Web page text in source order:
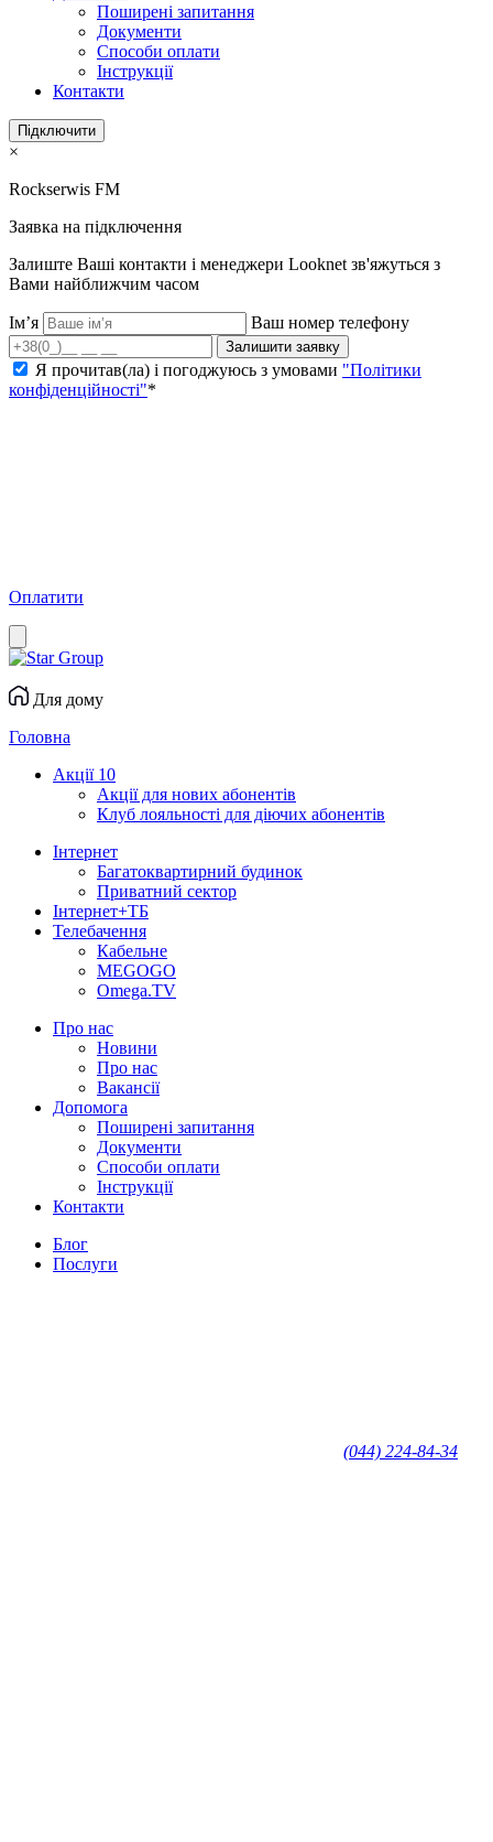
Поширені запитання
Документи
Способи оплати
Інструкції
Контакти
Підключити
×
Rockserwis FM
Заявка на підключення
Залиште Ваші контакти і менеджери Looknet зв'яжуться з
Вами найближчим часом
Ім’я Ваш номер телефону
Залишити заявку
Я прочитав(ла) і погоджуюсь з умовами "Політики
конфіденційності"*
Оплатити
Для дому
Головна
Акції 10
Акції для нових абонентів
Клуб лояльності для діючих абонентів
Інтернет
Багатоквартирний будинок
Приватний сектор
Інтернет+ТБ
Телебачення
Кабельне
MEGOGO
Omega.TV
Про нас
Новини
Про нас
Вакансії
Допомога
Поширені запитання
Документи
Способи оплати
Інструкції
Контакти
Блог
Послуги
(044) 224-84-34